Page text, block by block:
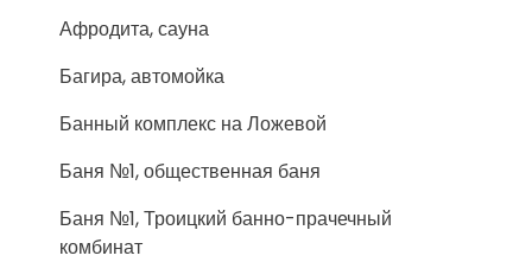
Афродита, сауна
Багира, автомойка
Банный комплекс на Ложевой
Баня №1, общественная баня
Баня №1, Троицкий банно-прачечный
комбинат